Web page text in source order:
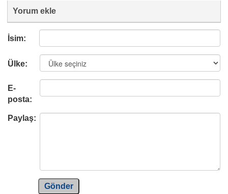
Yorum ekle
İsim:
Ülke:
E-
posta:
Paylaş:
Gönder